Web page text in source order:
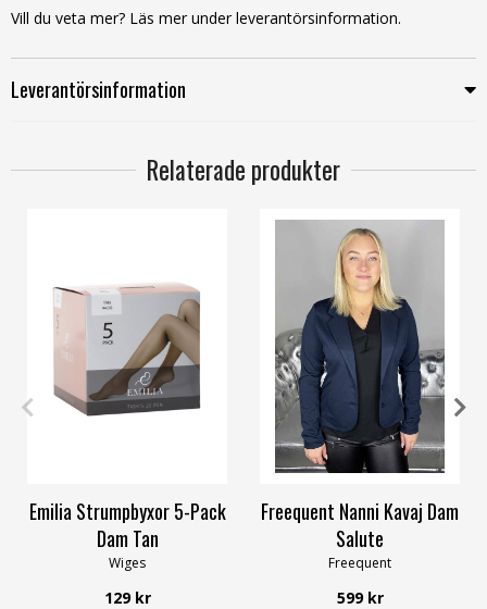
Vill du veta mer? Läs mer under leverantörsinformation.
Leverantörsinformation
Relaterade produkter
36/44
Emilia Strumpbyxor 5-Pack
Dam Tan
Wiges
129 kr
XS S XL XXL
Freequent Nanni Kavaj Dam
Salute
Freequent
599 kr